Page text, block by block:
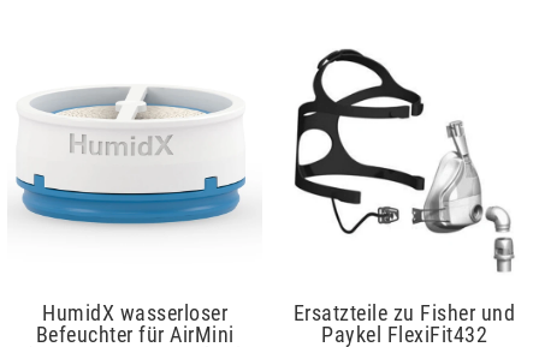
HumidX wasserloser
Befeuchter für AirMini
Ersatzteile zu Fisher und
Paykel FlexiFit432